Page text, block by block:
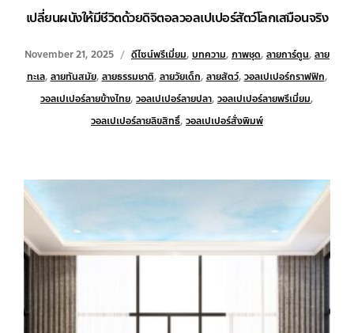
เปลี่ยนผนังให้มีชีวิตด้วยดิจิตอลวอลเปเปอร์สัตว์โลกเสมือนจริง
November 21, 2025 ดีไซน์พรีเมี่ยม, บทความ, ภาพชุด, ลายการ์ตูน, ลาย
ทะเล, ลายทันสมัย, ลายธรรมชาติ, ลายวัยเด็ก, ลายสัตว์, วอลเปเปอร์กราฟฟิก,
วอลเปเปอร์ลายข้างไทย, วอลเปเปอร์ลายปลา, วอลเปเปอร์ลายพรีเมี่ยม,
วอลเปเปอร์ลายลิขสิทธิ์, วอลเปเปอร์สั่งพิมพ์